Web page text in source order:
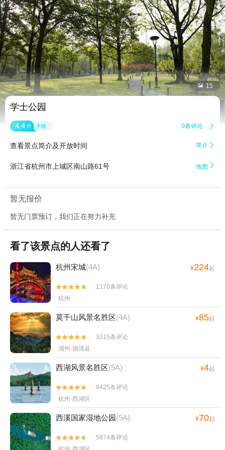
 15
学士公园
4.4 分 不错 0条评论 
查看景点简介及开放时间 简介 
浙江省杭州市上城区南山路61号 地图 
暂无报价
暂无门票预订，我们正在努力补充
看了该景点的人还看了
杭州宋城(4A) ¥224起


1170条评论
杭州
莫干山风景名胜区(4A) ¥85起


3315条评论
湖州·德清县
西湖风景名胜区(5A) ¥4起


9425条评论
杭州·西湖区
西溪国家湿地公园(5A) ¥70起


5874条评论
